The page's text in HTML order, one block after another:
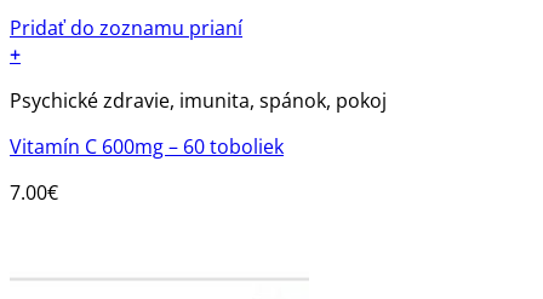
Pridať do zoznamu prianí
+
Psychické zdravie, imunita, spánok, pokoj
Vitamín C 600mg – 60 toboliek
7.00€